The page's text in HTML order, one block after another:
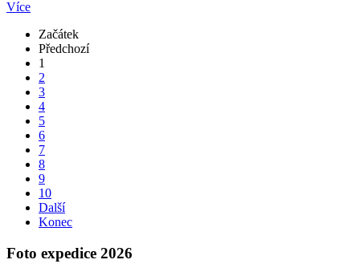
Více
Začátek
Předchozí
1
2
3
4
5
6
7
8
9
10
Další
Konec
Foto expedice 2026